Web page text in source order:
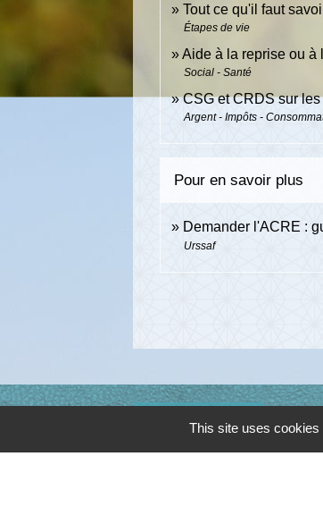
Tout ce qu'il faut
Étapes de vie
Aide à la reprise ou à
Social - Santé
CSG et CRDS sur
Argent - Impôts -
Pour en savoir plus
Demander l'ACRE :
Urssaf
Contacts
This site uses